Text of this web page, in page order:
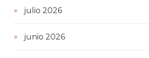
julio 2026
junio 2026